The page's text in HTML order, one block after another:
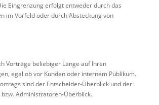
Eingrenzung erfolgt entweder durch das
im Vorfeld oder durch Absteckung von
Vorträge beliebiger Länge auf Ihren
egal ob vor Kunden oder internem Publikum.
sind der Entscheider-Überblick und der
Administratoren-Überblick.